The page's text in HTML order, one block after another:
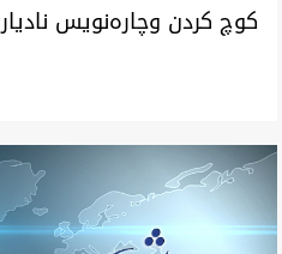
كوچ كردن وچاره‌نویس نادیار